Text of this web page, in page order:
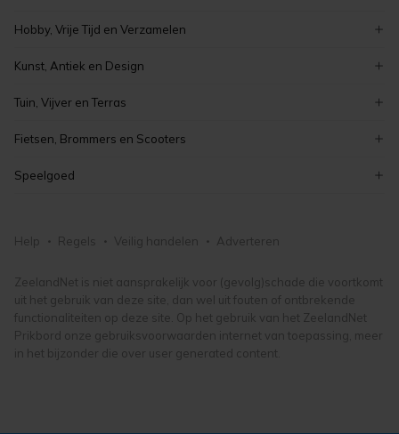
renault
stoelen
tafels
zeeuwse boeken
romans en literatuur
kinderboeken
Hobby, Vrije Tijd en Verzamelen
verzamelen
koken en bakken
kaarten maken en knutselen
Kunst, Antiek en Design
curiosa en brocante
antiek
vintage
Tuin, Vijver en Terras
tuinmeubelen
bloemen en planten
Fietsen, Brommers en Scooters
elektrische fietsen
herenfietsen
Speelgoed
speelgoed
buitenspeelgoed
Help Regels Veilig handelen Adverteren
ZeelandNet is niet aansprakelijk voor (gevolg)schade die voortkomt
uit het gebruik van deze site, dan wel uit fouten of ontbrekende
functionaliteiten op deze site. Op het gebruik van het ZeelandNet
Prikbord onze gebruiksvoorwaarden internet van toepassing, meer
in het bijzonder die over user generated content.